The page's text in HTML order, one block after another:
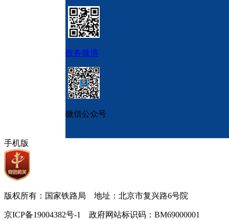
政务微博
微信公众号
手机版
版权所有：国家铁路局 地址：北京市复兴路6号院
京ICP备19004382号-1 政府网站标识码：BM69000001